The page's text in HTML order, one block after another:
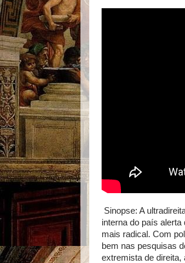
Sinopse: A
interna do país
mais radical. Com
bem nas pesquisas
extremista de direita,